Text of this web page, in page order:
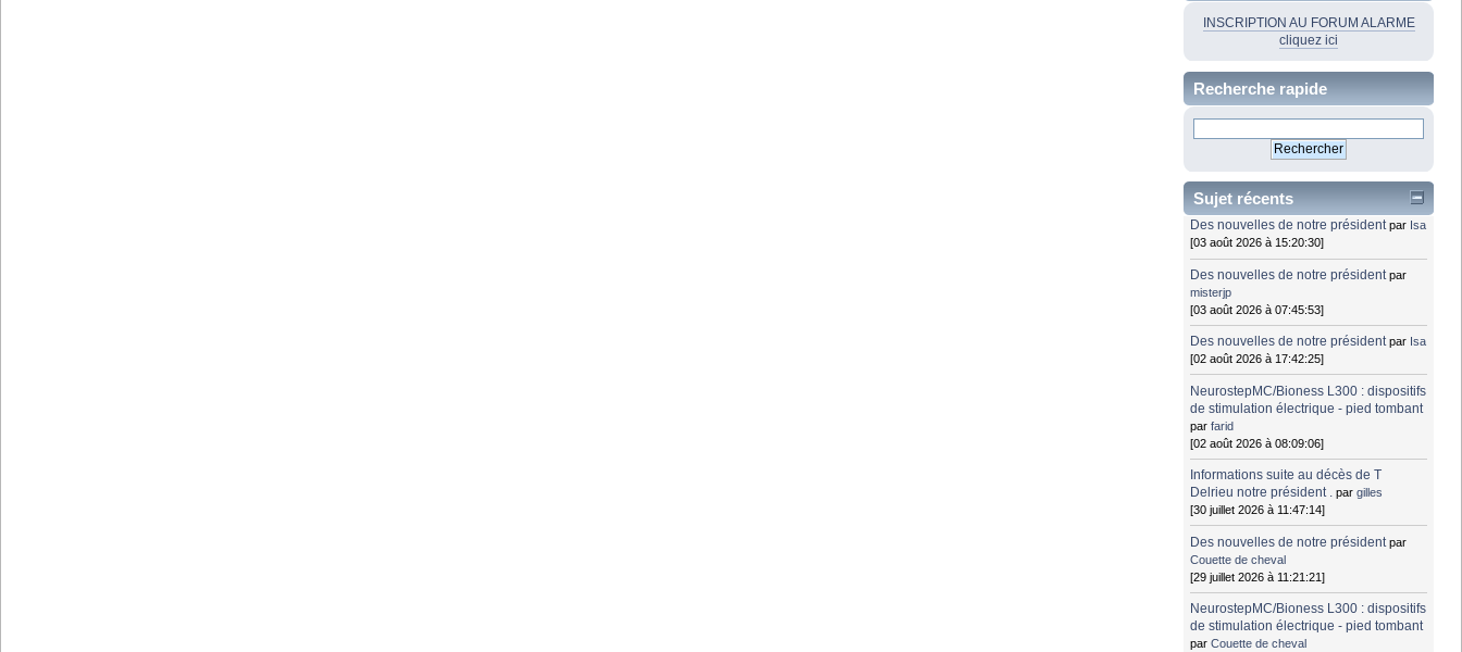
INSCRIPTION AU FORUM ALARME
cliquez ici
Recherche rapide
Sujet récents
Des nouvelles de notre président par Isa
[03 août 2026 à 15:20:30]
Des nouvelles de notre président par
misterjp
[03 août 2026 à 07:45:53]
Des nouvelles de notre président par Isa
[02 août 2026 à 17:42:25]
NeurostepMC/Bioness L300 : dispositifs
de stimulation électrique - pied tombant
parfarid
[02 août 2026 à 08:09:06]
Informations suite au décès de T
Delrieu notre président . pargilles
[30 juillet 2026 à 11:47:14]
Des nouvelles de notre président par
Couette de cheval
[29 juillet 2026 à 11:21:21]
NeurostepMC/Bioness L300 : dispositifs
de stimulation électrique - pied tombant
parCouette de cheval